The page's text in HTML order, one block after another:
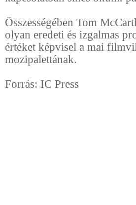
Összességében Tom
olyan eredeti és izgalmas
értéket képvisel a mai
mozipalettának.
Forrás: IC Press